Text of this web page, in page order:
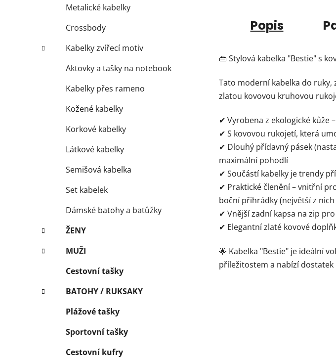
Metalické kabelky
Crossbody
Kabelky zvířecí motiv
Aktovky a tašky na notebook
Kabelky přes rameno
Kožené kabelky
Korkové kabelky
Látkové kabelky
Semišová kabelka
Set kabelek
Dámské batohy a batůžky
ŽENY
MUŽI
Cestovní tašky
BATOHY / RUKSAKY
Plážové tašky
Sportovní tašky
Cestovní kufry
Popis
👜 Stylová kabelka "Bestie" s
Tato moderní kabelka do ruky,
zlatou kovovou kruhovou
✔ Vyrobena z ekologické kůže
✔ S kovovou rukojetí, která
✔ Dlouhý přídavný pásek
maximální pohodlí
✔ Součástí kabelky je trendy
✔ Praktické členění – vnitřní
boční přihrádky (největší z nich
✔ Vnější zadní kapsa na zip
✔ Elegantní zlaté kovové
🌟 Kabelka "Bestie" je ideální
příležitostem a nabízí